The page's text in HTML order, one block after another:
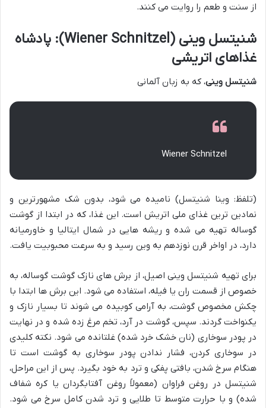
از سنت و طعم را روایت می کنند.
شنیتسل وینی (Wiener Schnitzel): پادشاه
غذاهای اتریشی
شنیتسل وینی، که به زبان آلمانی
Wiener Schnitzel
(تلفظ: وینا شنیتسل) نامیده می شود، بدون شک مشهورترین و
نمادین ترین غذای ملی اتریش است. این غذا، که در ابتدا از گوشت
گوساله تهیه می شده و ریشه هایی در شمال ایتالیا و خاورمیانه
دارد، در اواخر قرن نوزدهم به وین رسید و به سرعت محبوبیت یافت.
برای تهیه شنیتسل وینی اصیل، از برش های نازک گوشت گوساله، به
خصوص از قسمت ران یا فیله، استفاده می شود. این برش ها ابتدا با
چکش مخصوص گوشت، به آرامی کوبیده می شوند تا بسیار نازک و
یکنواخت گردند. سپس، گوشت در آرد، تخم مرغ زده شده و در نهایت
در پودر سوخاری (نان خشک خرد شده) غلتانده می شود. نکته کلیدی
در سوخاری کردن، فشار ندادن پودر سوخاری به گوشت است تا
هنگام سرخ شدن، بافتی پفکی و ترد به خود بگیرد. پس از این مراحل،
شنیتسل در روغن فراوان (معمولاً روغن آفتابگردان یا کره شفاف
شده) و با حرارت متوسط تا طلایی و ترد شدن کامل سرخ می شود.